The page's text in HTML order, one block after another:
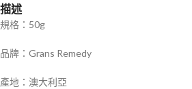
描述
規格：50g
品牌：Grans Remedy
產地：澳大利亞